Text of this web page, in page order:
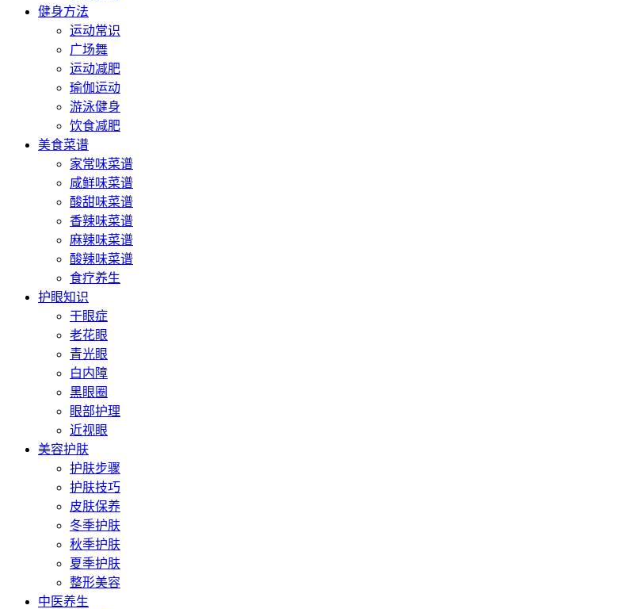
健身方法
运动常识
广场舞
运动减肥
瑜伽运动
游泳健身
饮食减肥
美食菜谱
家常味菜谱
咸鲜味菜谱
酸甜味菜谱
香辣味菜谱
麻辣味菜谱
酸辣味菜谱
食疗养生
护眼知识
干眼症
老花眼
青光眼
白内障
黑眼圈
眼部护理
近视眼
美容护肤
护肤步骤
护肤技巧
皮肤保养
冬季护肤
秋季护肤
夏季护肤
整形美容
中医养生